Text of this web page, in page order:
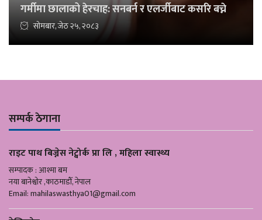
गर्मीमा छालाको हेरचाह: सनबर्न र एलर्जीबाट कसरि बच्ने
सोमबार, जेठ २५, २०८३
सम्पर्क ठेगाना
राइट पाथ बिज्नेस नेट्वोर्क प्रा लि , महिला स्वास्थ्य
सम्पादक : आश्मा बम
नया बानेश्वोर ,काठमाडौँ, नेपाल
Email:mahilaswasthya01@gmail.com